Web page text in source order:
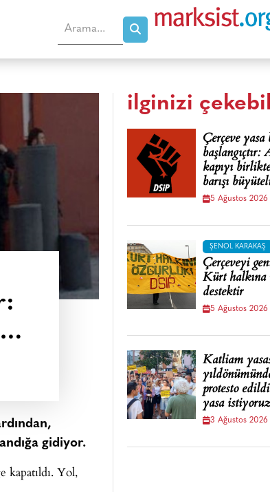
gidiyor.
kapatıldı. Yol,
ilginizi
Çerçeve
başlangıçtır:
kapıyı
barışı
5 Ağustos 2026
ŞENOL KARAKAŞ
Çerçeveyi
Kürt halkına
destektir
5 Ağustos 2026
Katliam
protesto
yasa
3 Ağustos 2026